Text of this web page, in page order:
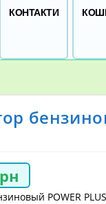
КОНТАКТИ
POWER